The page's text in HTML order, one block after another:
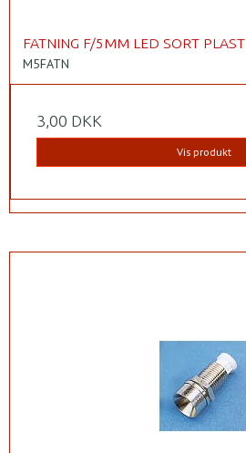
FATNING F/5MM LED SORT PLAST
M5FATN
3,00 DKK
Vis produkt